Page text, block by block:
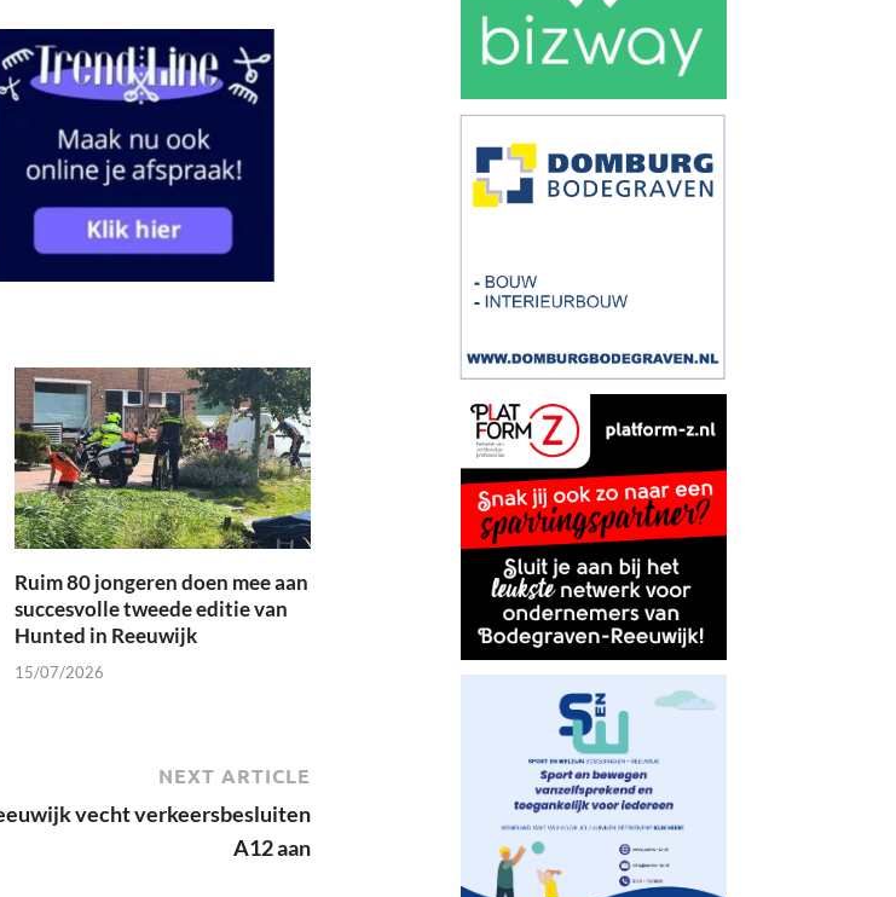
Ruim 80 jongeren doen mee aan
succesvolle tweede editie van
Hunted in Reeuwijk
15/07/2026
NEXT ARTICLE
vecht verkeersbesluiten
A12 aan